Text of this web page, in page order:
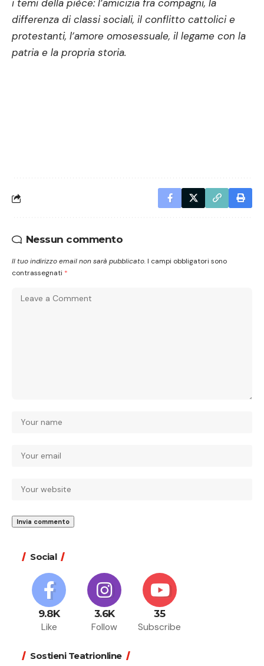
i temi della pièce: l’amicizia fra compagni, la
differenza di classi sociali, il conflitto cattolici e
protestanti, l’amore omosessuale, il legame con la
patria e la propria storia.
Nessun commento
Il tuo indirizzo email non sarà pubblicato. I campi obbligatori sono
contrassegnati *
Social
9.8K
Like
3.6K
Follow
35
Subscribe
Sostieni Teatrionline